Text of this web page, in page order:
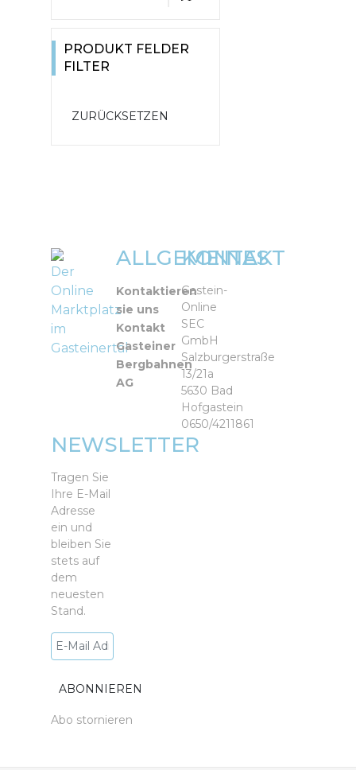
PRODUKT FELDER
FILTER
Der
Online
Marktplatz
im
Gasteinertal
ALLGEMEINES
Kontaktieren
sie uns
Kontakt
Gasteiner
Bergbahnen
AG
KONTAKT
Gastein-
Online
SEC
GmbH
Salzburgerstraße
13/21a
5630 Bad
Hofgastein
0650/4211861
NEWSLETTER
Tragen Sie
Ihre E-Mail
Adresse
ein und
bleiben Sie
stets auf
dem
neuesten
Stand.
Abo stornieren